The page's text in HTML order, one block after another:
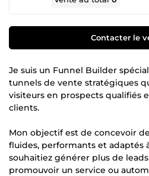
Contacter le
Je suis un Funnel Builder
tunnels de vente stratégiques
visiteurs en prospects qualifiés
clients.
Mon objectif est de concevoir
fluides, performants et adaptés
souhaitiez générer plus de
promouvoir un service ou